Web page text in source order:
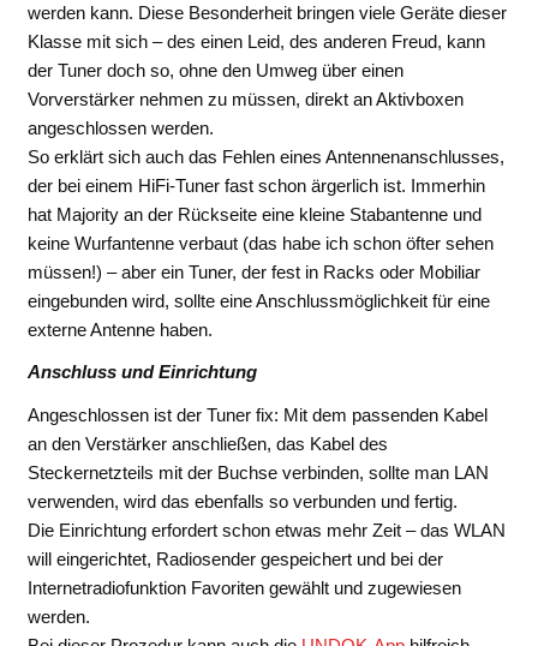
werden kann. Diese Besonderheit bringen viele Geräte dieser
Klasse mit sich – des einen Leid, des anderen Freud, kann
der Tuner doch so, ohne den Umweg über einen
Vorverstärker nehmen zu müssen, direkt an Aktivboxen
angeschlossen werden.
So erklärt sich auch das Fehlen eines Antennenanschlusses,
der bei einem HiFi-Tuner fast schon ärgerlich ist. Immerhin
hat Majority an der Rückseite eine kleine Stabantenne und
keine Wurfantenne verbaut (das habe ich schon öfter sehen
müssen!) – aber ein Tuner, der fest in Racks oder Mobiliar
eingebunden wird, sollte eine Anschlussmöglichkeit für eine
externe Antenne haben.
Anschluss und Einrichtung
Angeschlossen ist der Tuner fix: Mit dem passenden Kabel
an den Verstärker anschließen, das Kabel des
Steckernetzteils mit der Buchse verbinden, sollte man LAN
verwenden, wird das ebenfalls so verbunden und fertig.
Die Einrichtung erfordert schon etwas mehr Zeit – das WLAN
will eingerichtet, Radiosender gespeichert und bei der
Internetradiofunktion Favoriten gewählt und zugewiesen
werden.